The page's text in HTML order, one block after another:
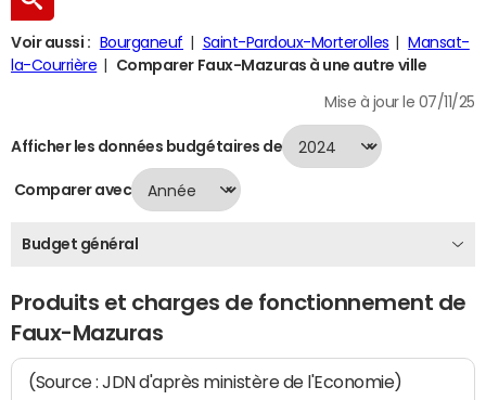
Voir aussi : Bourganeuf Saint-Pardoux-Morterolles
Mansat-
la-Courrière
Comparer Faux-Mazuras à une autre ville
Mise à jour le 07/11/25
Afficher les données budgétaires de
Comparer avec
Budget général
Produits et charges de fonctionnement de
Faux-Mazuras
(Source : JDN d'après ministère de l'Economie)